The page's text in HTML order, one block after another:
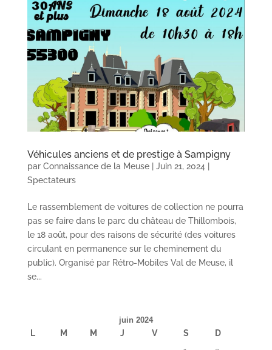
Véhicules anciens et de prestige à Sampigny
par Connaissance de la Meuse| Juin 21, 2024
Spectateurs
Le rassemblement de voitures de collection ne pourra
pas se faire dans le parc du château de Thillombois,
le 18 août, pour des raisons de sécurité (des voitures
circulant en permanence sur le cheminement du
public). Organisé par Rétro-Mobiles Val de Meuse, il
se...
juin 2024
L M M J V S
D